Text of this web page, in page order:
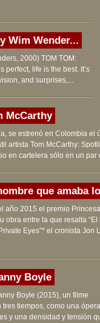
Wim Wender...
2000) TOM TOM:
perfect, life is the best. It’s
and surprises,...
McCarthy
se estrenó en Colombia el
artista Tom McCarthy:
en cartelera sólo en un par
que amaba
año 2015 el premio
obra entre la que resalta “El
Eyes”* el cronista Jon
Boyle
Boyle (2015), un filme
tiempos, como una
y una densidad y tensión